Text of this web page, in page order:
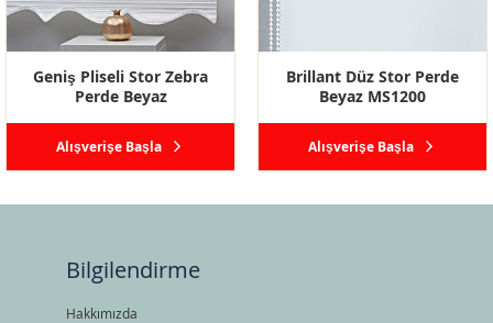
Geniş Pliseli Stor Zebra
Perde Beyaz
Alışverişe Başla
Brillant Düz Stor Perde
Beyaz MS1200
Alışverişe Başla
Bilgilendirme
Hakkımızda